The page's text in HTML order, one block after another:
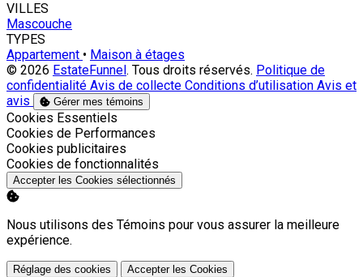
VILLES
Mascouche
TYPES
Appartement • Maison à étages
© 2026 EstateFunnel . Tous droits réservés. Politique de
confidentialité Avis de collecte Conditions d’utilisation Avis et
avis
Gérer mes témoins
Activer
Cookies Essentiels
Activer
Cookies de Performances
Activer
Cookies publicitaires
Activer
Cookies de fonctionnalités
Accepter les Cookies sélectionnés
Nous utilisons des Témoins pour vous assurer la meilleure
expérience.
Réglage des cookies Accepter les Cookies